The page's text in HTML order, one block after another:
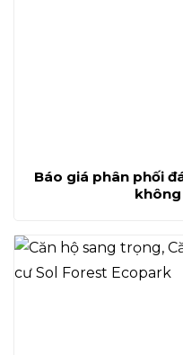
Báo giá phân phối